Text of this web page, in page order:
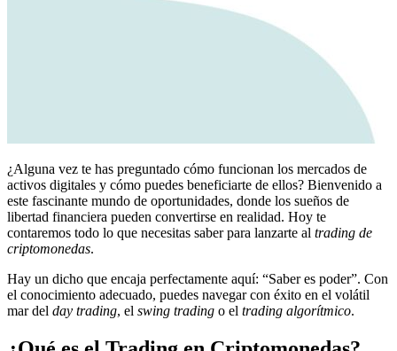
¿Alguna vez te has preguntado cómo funcionan los mercados de
activos digitales y cómo puedes beneficiarte de ellos? Bienvenido a
este fascinante mundo de oportunidades, donde los sueños de
libertad financiera pueden convertirse en realidad. Hoy te
contaremos todo lo que necesitas saber para lanzarte al trading de
criptomonedas.
Hay un dicho que encaja perfectamente aquí: “Saber es poder”. Con
el conocimiento adecuado, puedes navegar con éxito en el volátil
mar del day trading, el swing trading o el trading algorítmico.